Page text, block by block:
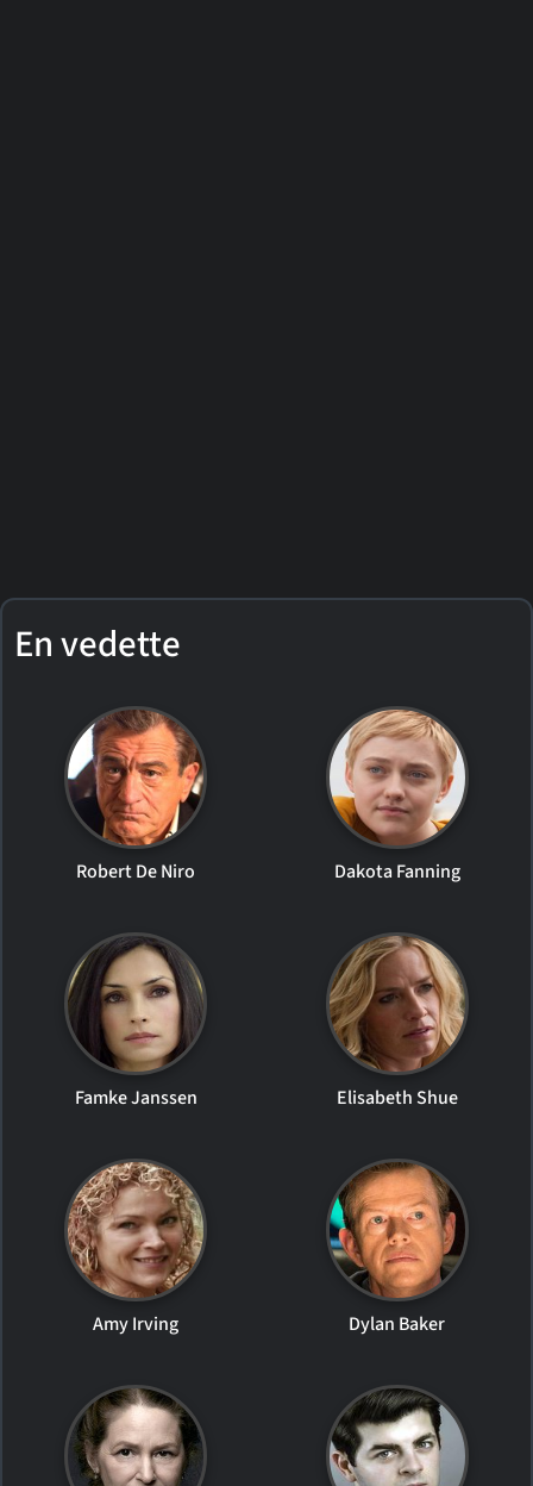
En vedette
Robert De Niro Dakota Fanning
Famke Janssen Elisabeth Shue
Amy Irving Dylan Baker